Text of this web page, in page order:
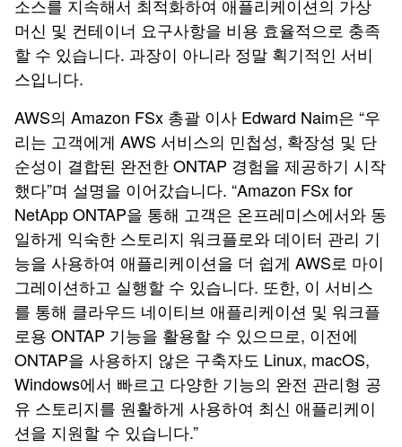
소스를 지속해서 최적화하여 애플리케이션의 가상
머신 및 컨테이너 요구사항을 비용 효율적으로 충족
할 수 있습니다. 과장이 아니라 정말 획기적인 서비
스입니다.
AWS의 Amazon FSx 총괄 이사 Edward Naim은 “우
리는 고객에게 AWS 서비스의 민첩성, 확장성 및 단
순성이 결합된 완전한 ONTAP 경험을 제공하기 시작
했다”며 설명을 이어갔습니다. “Amazon FSx for
NetApp ONTAP을 통해 고객은 온프레미스에서와 동
일하게 익숙한 스토리지 워크플로와 데이터 관리 기
능을 사용하여 애플리케이션을 더 쉽게 AWS로 마이
그레이션하고 실행할 수 있습니다. 또한, 이 서비스
를 통해 클라우드 네이티브 애플리케이션 및 워크플
로용 ONTAP 기능을 활용할 수 있으므로, 이전에
ONTAP을 사용하지 않은 구축자도 Linux, macOS,
Windows에서 빠르고 다양한 기능의 완전 관리형 공
유 스토리지를 원활하게 사용하여 최신 애플리케이
션을 지원할 수 있습니다.”